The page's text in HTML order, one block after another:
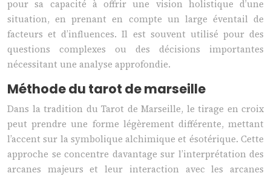
pour sa capacité à offrir une vision holistique d’une
situation, en prenant en compte un large éventail de
facteurs et d’influences. Il est souvent utilisé pour des
questions complexes ou des décisions importantes
nécessitant une analyse approfondie.
Méthode du tarot de marseille
Dans la tradition du Tarot de Marseille, le tirage en croix
peut prendre une forme légèrement différente, mettant
l’accent sur la symbolique alchimique et ésotérique. Cette
approche se concentre davantage sur l’interprétation des
arcanes majeurs et leur interaction avec les arcanes